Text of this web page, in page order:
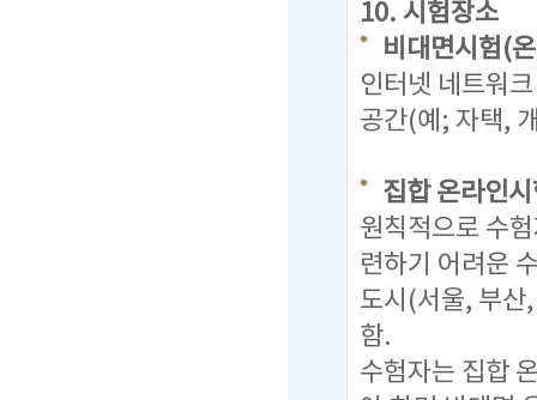
10. 시험장소
비대면시험(
인터넷 네트워
공간(예; 자택,
집합 온라인
원칙적으로 수
련하기 어려운
도시(서울, 부산
함.
수험자는 집합